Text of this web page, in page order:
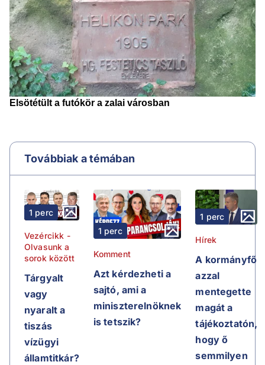
Továbbiak a témában
1 perc
Vezércikk -
Olvasunk a
sorok között
Tárgyalt
vagy
nyaralt a
tiszás
vízügyi
államtitkár?
1 perc
Komment
Azt kérdezheti a
sajtó, ami a
miniszterelnöknek
is tetszik?
1 perc
Hírek
A kormányfő
azzal
mentegette
magát a
tájékoztatón,
hogy ő
semmilyen